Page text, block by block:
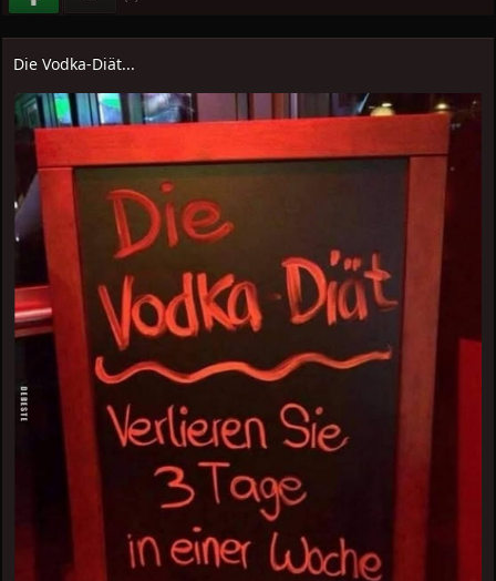
Die Vodka-Diät...